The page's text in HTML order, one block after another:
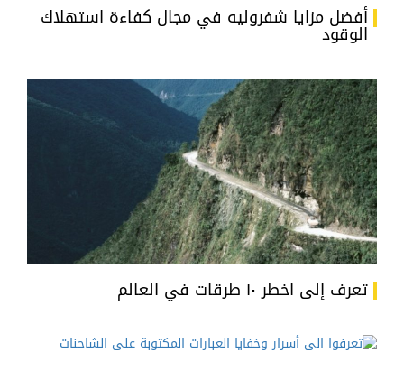
أفضل مزايا شفروليه في مجال كفاءة استهلاك
الوقود
تعرف إلى اخطر ١٠ طرقات في العالم